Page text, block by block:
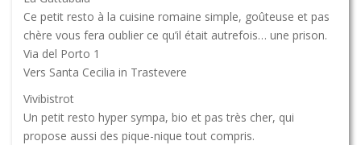
Ce petit resto à la cuisine romaine simple, goûteuse et pas
chère vous fera oublier ce qu’il était autrefois… une prison.
Via del Porto 1
Vers Santa Cecilia in Trastevere
Vivibistrot
Un petit resto hyper sympa, bio et pas très cher, qui
propose aussi des pique-nique tout compris.